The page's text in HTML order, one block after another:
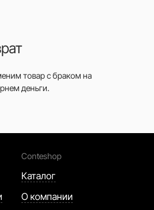
товар с браком на
деньги.
Conteshop
Каталог
О компании